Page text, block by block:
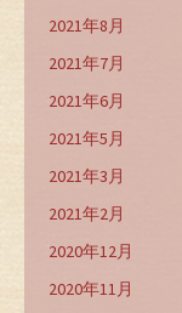
2021年8月
2021年7月
2021年6月
2021年5月
2021年3月
2021年2月
2020年12月
2020年11月